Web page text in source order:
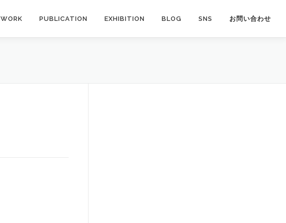
WORK PUBLICATION EXHIBITION BLOG SNS お問い合わせ